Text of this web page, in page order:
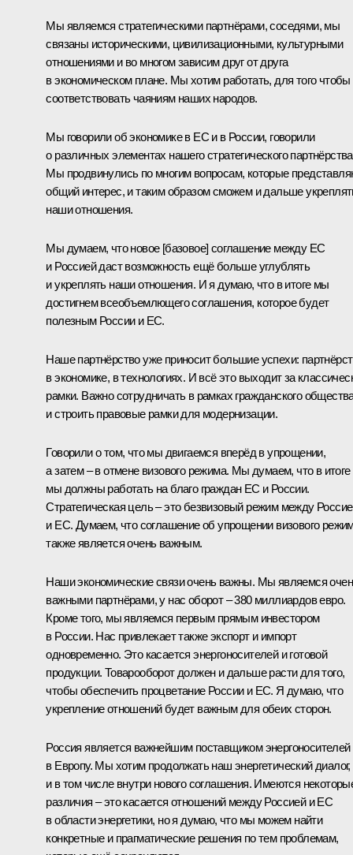
Мы являемся стратегическими партнёрами, соседями, мы
связаны историческими, цивилизационными, культурными
отношениями и во многом зависим друг от друга
в экономическом плане. Мы хотим работать, для того чтобы
соответствовать чаяниям наших народов.
Мы говорили об экономике в ЕС и в России, говорили
о различных элементах нашего стратегического
Мы продвинулись по многим вопросам, которые
общий интерес, и таким образом сможем и дальше
наши отношения.
Мы думаем, что новое [базовое] соглашение между ЕС
и Россией даст возможность ещё больше углублять
и укреплять наши отношения. И я думаю, что в итоге мы
достигнем всеобъемлющего соглашения, которое будет
полезным России и ЕС.
Наше партнёрство уже приносит большие успехи:
в экономике, в технологиях. И всё это выходит за
рамки. Важно сотрудничать в рамках гражданского
и строить правовые рамки для модернизации.
Говорили о том, что мы двигаемся вперёд в упрощении,
а затем – в отмене визового режима. Мы думаем, что в итоге
мы должны работать на благо граждан ЕС и России.
Стратегическая цель – это безвизовый режим между
и ЕС. Думаем, что соглашение об упрощении визового
также является очень важным.
Наши экономические связи очень важны. Мы являемся
важными партнёрами, у нас оборот – 380 миллиардов евро.
Кроме того, мы являемся первым прямым инвестором
в России. Нас привлекает также экспорт и импорт
одновременно. Это касается энергоносителей и готовой
продукции. Товарооборот должен и дальше расти для того,
чтобы обеспечить процветание России и ЕС. Я думаю, что
укрепление отношений будет важным для обеих сторон.
Россия является важнейшим поставщиком энергоносителей
в Европу. Мы хотим продолжать наш энергетический диалог,
и в том числе внутри нового соглашения. Имеются
различия – это касается отношений между Россией и ЕС
в области энергетики, но я думаю, что мы можем найти
конкретные и прагматические решения по тем проблемам,